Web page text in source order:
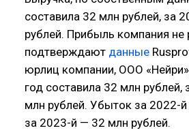
составила 32 млн рублей, за
рублей. Прибыль компания не
подтверждают данные
юрлиц компании, ООО
год составила 32 млн
млн рублей. Убыток за 2022-
за 2023-й — 32 млн рублей.